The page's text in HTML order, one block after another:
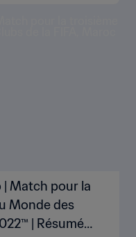
| Match pour la
Monde des
| Résumé